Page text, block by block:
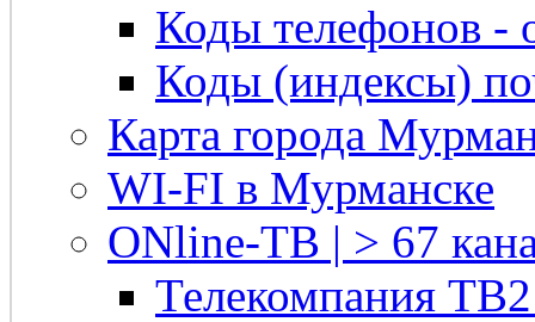
Коды телефонов -
Коды (индексы)
Карта города
WI-FI в Мурманске
ONline-ТВ | > 67
Телекомпания